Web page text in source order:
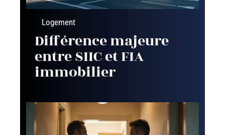
Logement
Différence majeure
entre SIIC et FIA
immobilier